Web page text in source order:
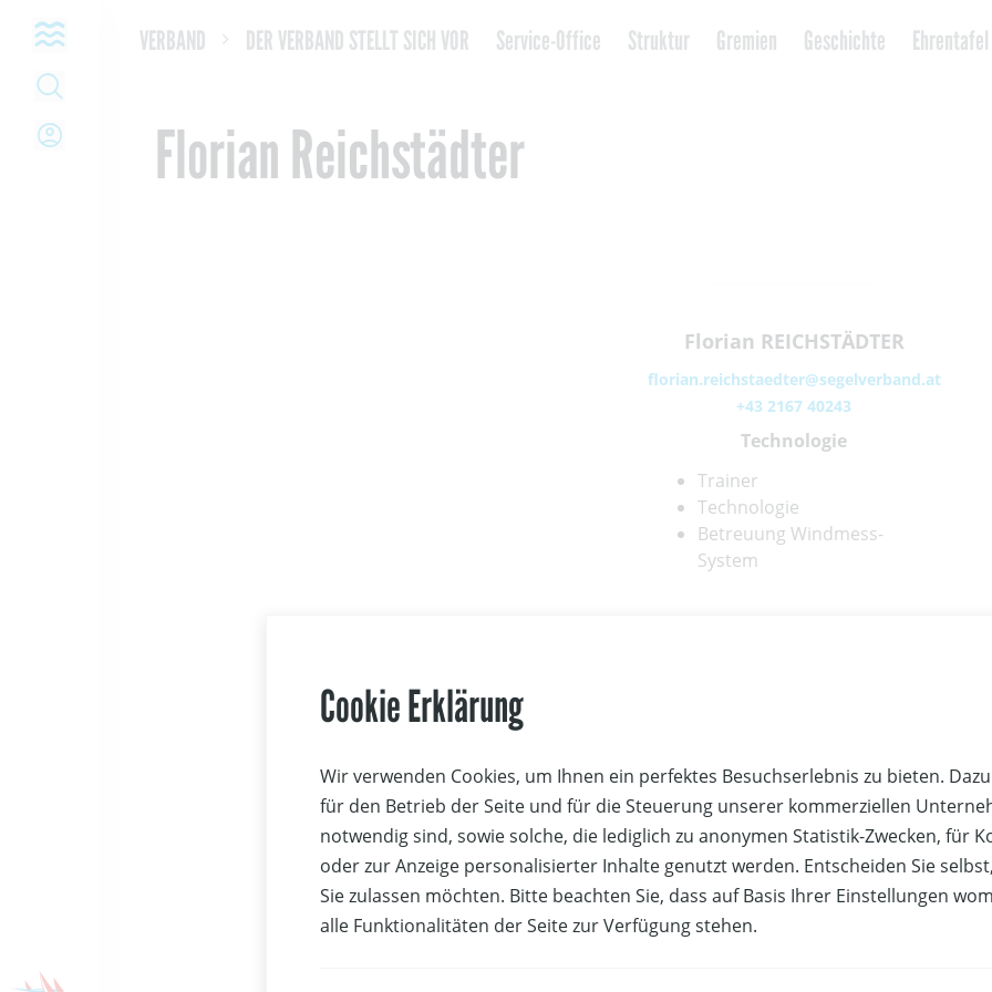
Open Login
VERBAND DER VERBAND STELLT SICH VOR Service-Office Struktur Gremien Geschichte Ehrentafel
Florian Reichstädter
Florian REICHSTÄDTER
florian.reichstaedter@segelverband.at
+43 2167 40243
Technologie
Trainer
Technologie
Betreuung Windmess-
System
Florian,in Wienaufgewachsenund imYachtclub Breitenbrunn seglerisch
meisten Segelnden in Österreich bekannt. Gemeinsam mitMatthias Schmid
Olympischen Spielen 2008 inPeking, 2012 inLondonund 2016 inRioim
hatMatthias Schmidüberhaupt erst dazu gebracht, olympisch zu segeln.
Geschichte. 2013 waren die beiden nach ihren Erfolgen bei denNorth
derSailing World Cup Series inMiamisogar 2. der Weltrangliste! Mit dem
Cookie Erklärung
Wir verwenden Cookies, um Ihnen ein perfektes Besuchserlebnis zu bieten.
für den Betrieb der Seite und für die Steuerung unserer kommerziellen
notwendig sind, sowie solche, die lediglich zu anonymen Statistik-Zwecken, für
oder zur Anzeige personalisierter Inhalte genutzt werden. Entscheiden Sie
Sie zulassen möchten. Bitte beachten Sie, dass auf Basis Ihrer Einstellungen
alle Funktionalitäten der Seite zur Verfügung stehen.